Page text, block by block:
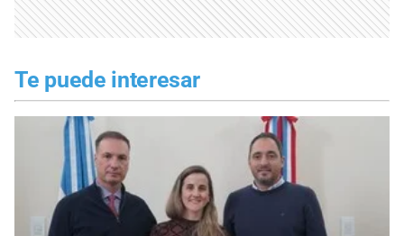
Te puede interesar